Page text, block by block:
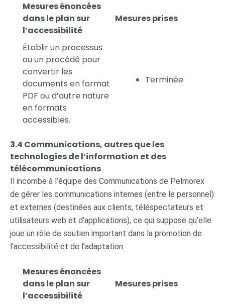
Mesures énoncées
dans le plan sur
l’accessibilité
Mesures prises
Établir un processus
ou un procédé pour
convertir les
documents en format
PDF ou d’autre nature
en formats
accessibles.
Terminée
3.4 Communications, autres que les
technologies de l’information et des
télécommunications
Il incombe à l’équipe des Communications de Pelmorex
de gérer les communications internes (entre le personnel)
et externes (destinées aux clients, téléspectateurs et
utilisateurs web et d’applications), ce qui suppose qu’elle
joue un rôle de soutien important dans la promotion de
l’accessibilité et de l’adaptation.
Mesures énoncées
dans le plan sur
l’accessibilité
Mesures prises